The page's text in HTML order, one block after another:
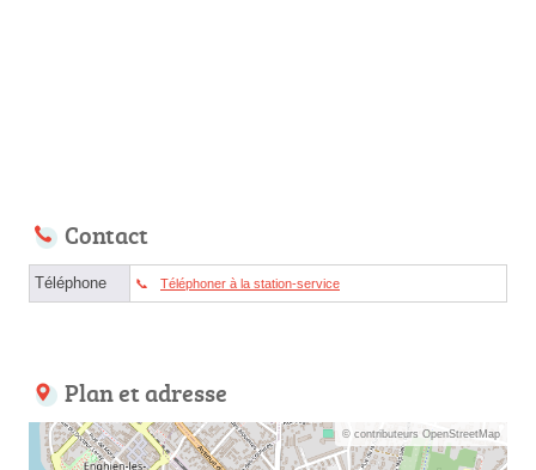
Contact
Téléphone Téléphoner à la station-service
Plan et adresse
© contributeurs OpenStreetMap